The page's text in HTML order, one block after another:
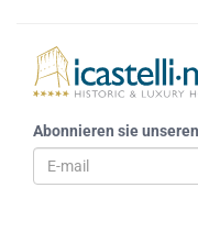
Abonnieren sie